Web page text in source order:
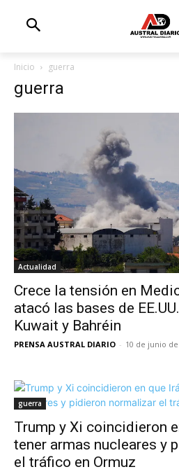
Inicio guerra
guerra
Actualidad
Crece la tensión en
atacó las bases de
Kuwait y Bahréin
PRENSA AUSTRAL DIARIO - 10 de junio de
guerra
Trump y Xi coincidieron
tener armas nucleares y
el tráfico en Ormuz